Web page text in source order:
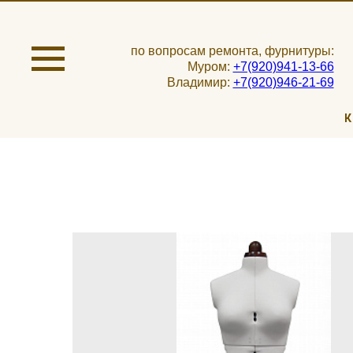
по вопросам ремонта, фурнитуры:
Муром: +7(920)941-13-66
Владимир: +7(920)946-21-69